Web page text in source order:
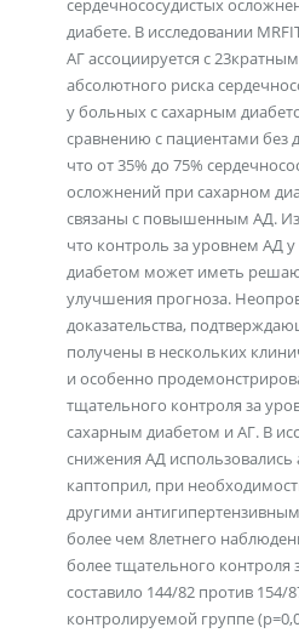
сердечнососудистых
диабете. В исследовании
АГ ассоциируется с
абсолютного риска
у больных с сахарным
сравнению с пациентами без
что от 35% до 75%
осложнений при сахарном
связаны с повышенным АД. Из
что контроль за уровнем АД
диабетом может иметь
улучшения прогноза.
доказательства,
получены в нескольких
и особенно
тщательного контроля за
сахарным диабетом и АГ. В
снижения АД использовались
каптоприл, при
другими
более чем 8летнего
более тщательного контроля
составило 144/82 против 154/
контролируемой группе